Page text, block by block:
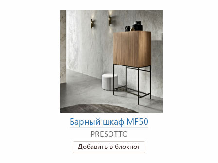
Барный шкаф MF50
PRESOTTO
Добавить в блокнот